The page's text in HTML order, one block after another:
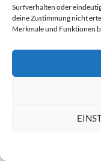
Surfverhalten oder
deine Zustimmung nicht
Merkmale und Funktionen
Sternwarte Lübeck
entschlossen, die
nutzen wir die Aula
Lübecker Gymnasien
noch